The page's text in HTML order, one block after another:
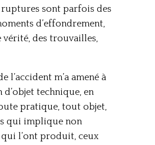
ruptures sont parfois des
d’effondrement,
vérité, des trouvailles,
l’accident m’a amené à
technique, en
pratique, tout objet,
qui implique non
l’ont produit, ceux